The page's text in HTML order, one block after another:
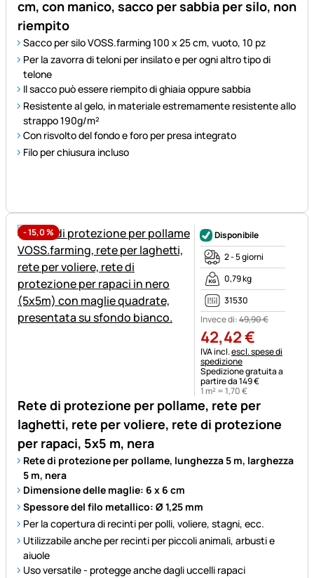
cm, con manico, sacco per sabbia per silo, non
riempito
Sacco per silo VOSS.farming 100 x 25 cm, vuoto, 10 pz
Per la zavorra di teloni per insilato e per ogni altro tipo di
telone
Il sacco può essere riempito di ghiaia oppure sabbia
Resistente al gelo, in materiale estremamente resistente allo
strappo 190g/m²
Con risvolto del fondo e foro per presa integrato
Filo per chiusura incluso
-15,0%
Rete di protezione per pollame, rete per
laghetti, rete per voliere, rete di protezione
per rapaci, 5x5 m, nera
Rete di protezione per pollame, lunghezza 5 m, larghezza
5 m, nera
Dimensione delle maglie: 6 x 6 cm
Spessore del filo metallico: Ø 1,25 mm
Per la copertura di recinti per polli, voliere, stagni, ecc.
Utilizzabile anche per recinti per piccoli animali, arbusti e
aiuole
Uso versatile - protegge anche dagli uccelli rapaci
Disponibile
2 - 5 giorni
0,79 kg
31530
Invece di:49,90€
42,42€
Informazioni fiscali:
IVA incl.escl. spese di
spedizione
Spedizione gratuita a
partire da 149 €
1 m² =1,70€